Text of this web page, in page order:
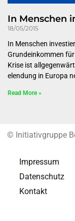
In Menschen
18/05/2015
In Menschen
Grundeinkommen
Krise ist
elendung in Europa
Read More »
© Initiativgruppe
Impressum
Datenschutz
Kontakt